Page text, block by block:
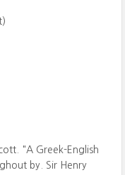
"A Greek-English
by. Sir Henry